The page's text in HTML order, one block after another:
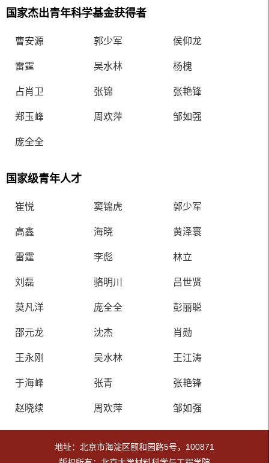
国家杰出青年科学基金获得者
曹安源 郭少军 侯仰龙
雷霆 吴水林 杨槐
占肖卫 张锦 张艳锋
郑玉峰 周欢萍 邹如强
庞全全
国家级青年人才
崔悦 窦锦虎 郭少军
高鑫 海晓 黄泽寰
雷霆 李彪 林立
刘磊 骆明川 吕世贤
莫凡洋 庞全全 彭丽聪
邵元龙 沈杰 肖勋
王永刚 吴水林 王江涛
于海峰 张青 张艳锋
赵晓续 周欢萍 邹如强
地址：北京市海淀区颐和园路5号，100871